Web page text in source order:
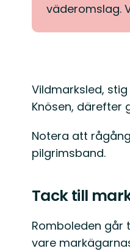
väderomslag.
Beskrivning
Vildmarksled,
Knösen, därefter
Notera att
pilgrimsband.
Tack till
Romboleden går
vare